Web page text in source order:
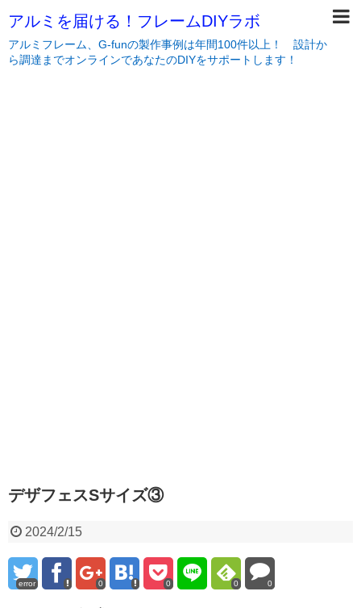
アルミを届ける！フレームDIYラボ
アルミフレーム、G-funの製作事例は年間100件以上！ 設計か
ら調達までオンラインであなたのDIYをサポートします！
デザフェスSサイズ③
2024/2/15
error 0 0 0 0